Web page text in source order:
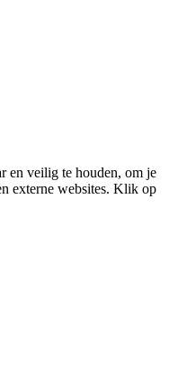
en veilig te houden, om je
externe websites. Klik op